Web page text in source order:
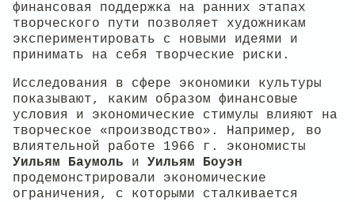
финансовая поддержка на ранних этапах
творческого пути позволяет художникам
экспериментировать с новыми идеями и
принимать на себя творческие риски.
Исследования в сфере экономики культуры
показывают, каким образом финансовые
условия и экономические стимулы влияют на
творческое «производство». Например, во
влиятельной работе 1966 г. экономисты
Уильям Баумоль и Уильям Боуэн
продемонстрировали экономические
ограничения, с которыми сталкивается